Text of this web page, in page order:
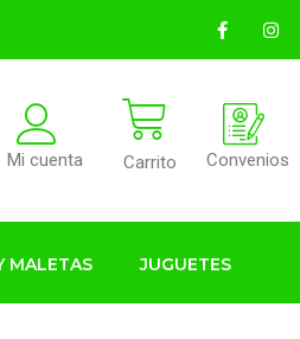
Mi cuenta Carrito Convenios
MALETAS JUGUETES